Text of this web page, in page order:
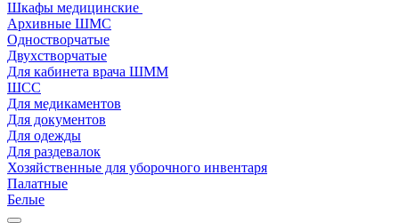
Шкафы медицинские
Архивные ШМС
Одностворчатые
Двухстворчатые
Для кабинета врача ШММ
ШСС
Для медикаментов
Для документов
Для одежды
Для раздевалок
Хозяйственные для уборочного инвентаря
Палатные
Белые